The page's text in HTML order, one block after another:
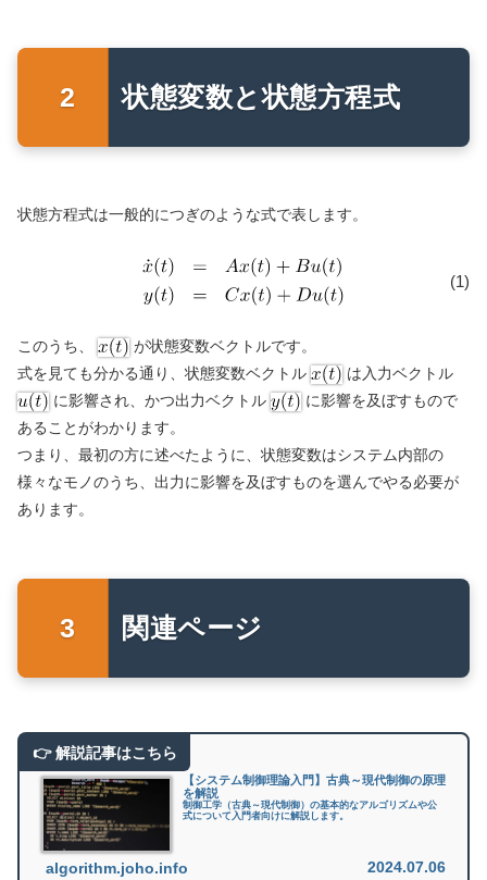
状態変数と状態方程式
状態方程式は一般的につぎのような式で表します。
(1)
このうち、
が状態変数ベクトルです。
式を見ても分かる通り、状態変数ベクトル
は入力ベクトル
に影響され、かつ出力ベクトル
に影響を及ぼすもので
あることがわかります。
つまり、最初の方に述べたように、状態変数はシステム内部の
様々なモノのうち、出力に影響を及ぼすものを選んでやる必要が
あります。
関連ページ
【システム制御理論入門】古典～現代制御の原理
を解説
制御工学（古典～現代制御）の基本的なアルゴリズムや公
式について入門者向けに解説します。
algorithm.joho.info 2024.07.06